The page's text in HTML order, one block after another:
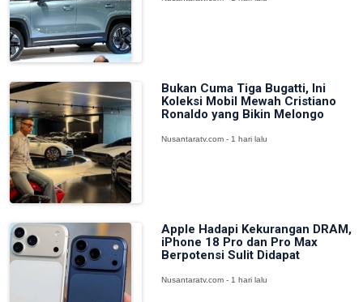
Bukan Cuma Tiga Bugatti, Ini
Koleksi Mobil Mewah Cristiano
Ronaldo yang Bikin Melongo
Nusantaratv.com - 1 hari lalu
Apple Hadapi Kekurangan DRAM,
iPhone 18 Pro dan Pro Max
Berpotensi Sulit Didapat
Nusantaratv.com - 1 hari lalu